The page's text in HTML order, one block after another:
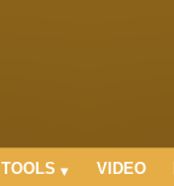
TOOLS VIDEO